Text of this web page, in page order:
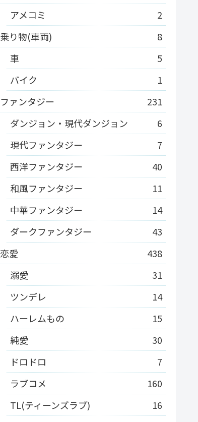
アメコミ
2
乗り物(車両)
8
車
5
バイク
1
ファンタジー
231
ダンジョン・現代ダンジョン
6
現代ファンタジー
7
西洋ファンタジー
40
和風ファンタジー
11
中華ファンタジー
14
ダークファンタジー
43
恋愛
438
溺愛
31
ツンデレ
14
ハーレムもの
15
純愛
30
ドロドロ
7
ラブコメ
160
TL(ティーンズラブ)
16